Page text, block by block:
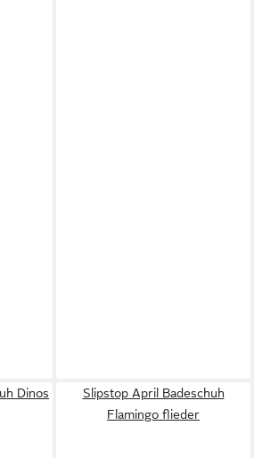
Dinos
Slipstop April Badeschuh
Flamingo flieder